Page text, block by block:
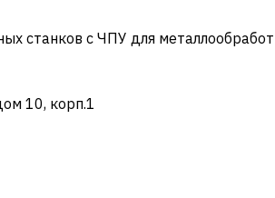
станков с ЧПУ для
10, корп.1